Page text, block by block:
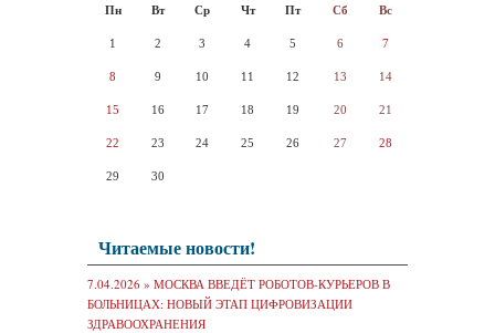
Пн Вт Ср Чт Пт Сб Вс
1 2 3 4 5 6 7
8 9 10 11 12 13 14
15 16 17 18 19 20 21
22 23 24 25 26 27 28
29 30
Читаемые новости!
7.04.2026 » МОСКВА ВВЕДЁТ РОБОТОВ-КУРЬЕРОВ В
БОЛЬНИЦАХ: НОВЫЙ ЭТАП ЦИФРОВИЗАЦИИ
ЗДРАВООХРАНЕНИЯ